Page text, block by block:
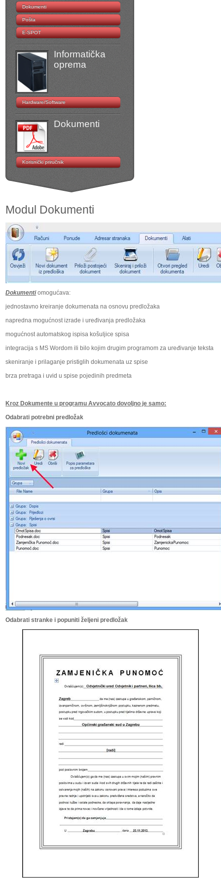
Dokumenti
Pošta
E-SPOT
Informatička
oprema
Hardware/Software
Dokumenti
Korisnički priručnik
Modul Dokumenti
Dokumentiomogućava:
jednostavno kreiranje dokumenata na osnovu predložaka
napredna mogućnost izrade i uređivanja predložaka
mogućnost automatskog ispisa košuljice spisa
integracija s MS Wordom ili bilo kojim drugim programom za uređivanje teksta
skeniranje i prilaganje pristiglih dokumenata uz spise
brza pretraga i uvid u spise pojedinih predmeta
Kroz Dokumente u programu Avvocato dovoljno je samo:
Odabrati potrebni predložak
Odabrati stranke i popuniti željeni predložak